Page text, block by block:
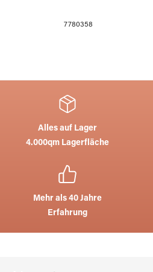
7780358
Alles auf Lager
4.000qm Lagerfläche
Mehr als 40 Jahre
Erfahrung